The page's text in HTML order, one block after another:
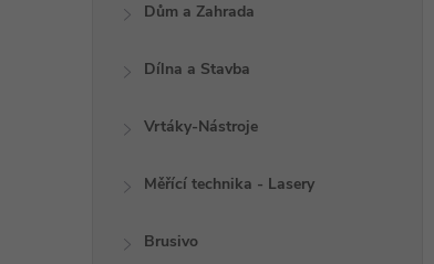
Dům a Zahrada
Dílna a Stavba
Vrtáky-Nástroje
Měřící technika - Lasery
Brusivo